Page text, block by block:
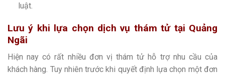
luật.
Lưu ý khi lựa chọn dịch vụ thám tử tại Quảng
Ngãi
Hiện nay có rất nhiều đơn vị thám tử hỗ trợ nhu cầu của
khách hàng. Tuy nhiên trước khi quyết định lựa chọn một đơn